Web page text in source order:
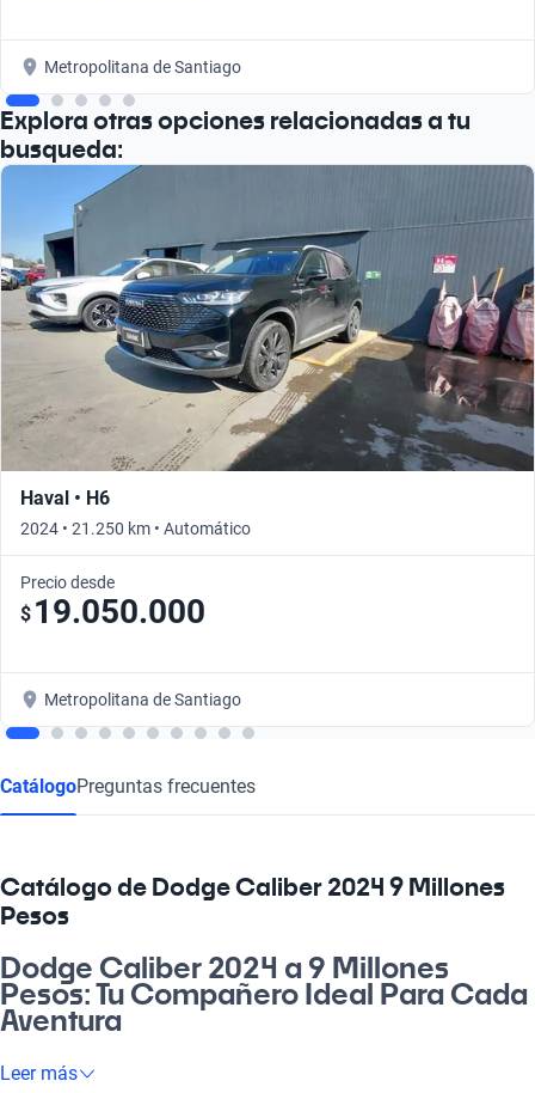
Metropolitana de Santiago
Explora otras opciones relacionadas a tu
busqueda:
Haval • H6
2024 • 21.250 km • Automático
Precio desde
$ 19.050.000
Metropolitana de Santiago
CatálogoPreguntas frecuentes
Catálogo de Dodge Caliber 2024 9 Millones
Pesos
Dodge Caliber 2024 a 9 Millones
Pesos: Tu Compañero Ideal Para Cada
Aventura
¿Quieres un auto que se adapte a tu vida? El Dodge Caliber
Leer más